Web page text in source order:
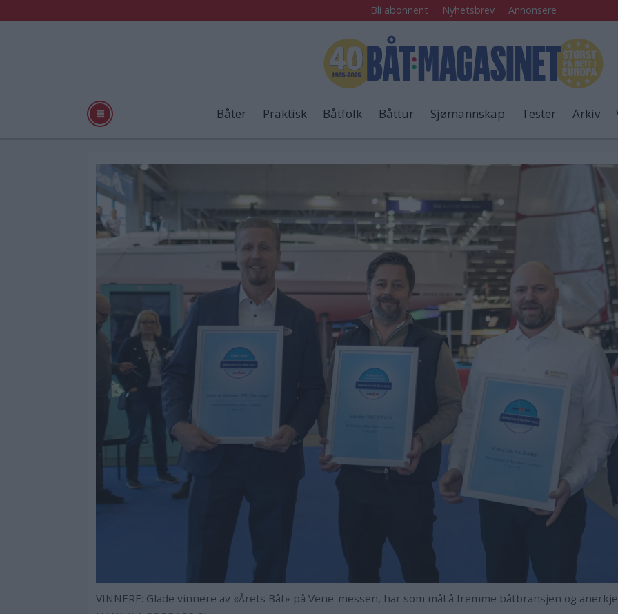
Bli abonnent Nyhetsbrev Annonsere
Båter Praktisk Båtfolk Båttur Sjømannskap Tester Arkiv
VINNERE: Glade vinnere av «Årets Båt» på Vene-messen, har som mål å fremme båtbransjen og